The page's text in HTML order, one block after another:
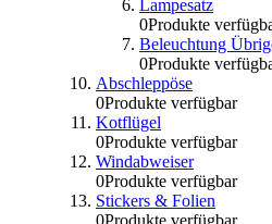
Lampesatz
0Produkte
Beleuchtung
0Produkte
Abschleppöse
0Produkte verfügbar
Kotflügel
0Produkte verfügbar
Windabweiser
0Produkte verfügbar
Stickers & Folien
0Produkte verfügbar